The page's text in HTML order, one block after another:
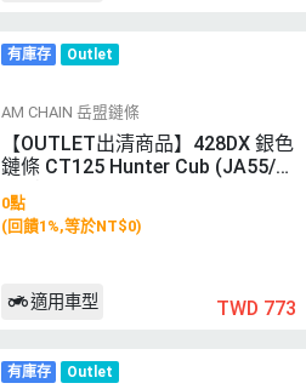
有庫存 Outlet
AM CHAIN 岳盟鏈條
【OUTLET出清商品】428DX 銀色
鏈條 CT125 Hunter Cub (JA55/J
A65)
0點
(回饋1%,等於NT$0)
適用車型 TWD 773
有庫存 Outlet